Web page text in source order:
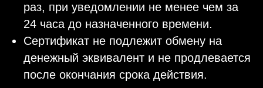
раз, при уведомлении не менее чем за
24 часа до назначенного времени.
Сертификат не подлежит обмену на
денежный эквивалент и не продлевается
после окончания срока действия.